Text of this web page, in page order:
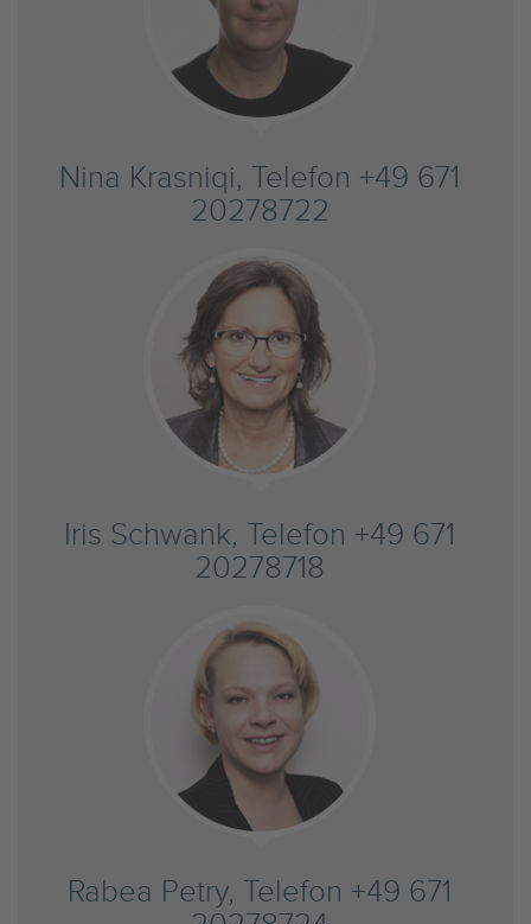
Nina Krasniqi, Telefon +49 671
20278722
Iris Schwank, Telefon +49 671
20278718
Rabea Petry, Telefon +49 671